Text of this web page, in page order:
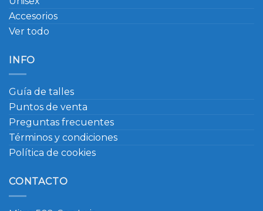
Accesorios
Ver todo
INFO
Guía de talles
Puntos de venta
Preguntas frecuentes
Términos y condiciones
Política de cookies
CONTACTO